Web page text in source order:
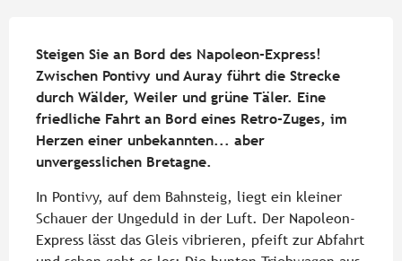
Steigen Sie an Bord des Napoleon-Express!
Zwischen Pontivy und Auray führt die Strecke
durch Wälder, Weiler und grüne Täler. Eine
friedliche Fahrt an Bord eines Retro-Zuges, im
Herzen einer unbekannten... aber
unvergesslichen Bretagne.
In Pontivy, auf dem Bahnsteig, liegt ein kleiner
Schauer der Ungeduld in der Luft. Der Napoleon-
Express lässt das Gleis vibrieren, pfeift zur Abfahrt